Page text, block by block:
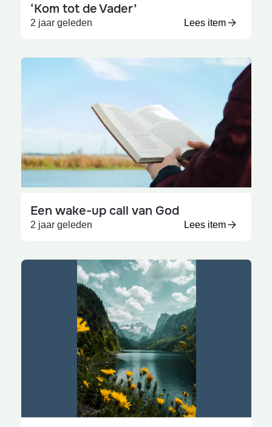
‘Kom tot de Vader’
2 jaar geleden Lees item
Een wake-up call van God
2 jaar geleden Lees item